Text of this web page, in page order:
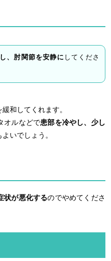
、肘関節を安静に してくださ
和してくれます。
オルなどで患部を冷やし、少し
いでしょう。
状が悪化するのでやめてくださ